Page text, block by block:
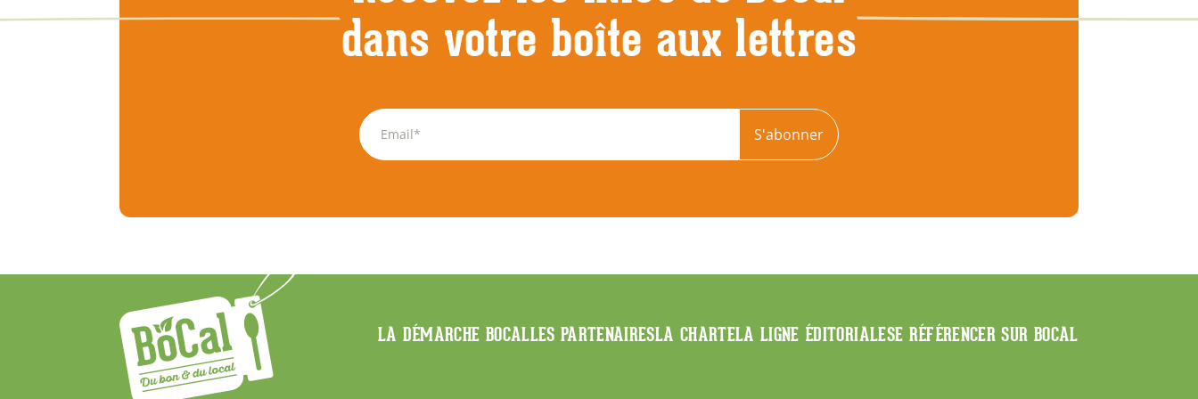
dans votre boîte aux lettres
S'abonner
Menu
LA DÉMARCHE BOCALLES PARTENAIRESLA CHARTELA LIGNE ÉDITORIALESE RÉFÉRENCER SUR BOCAL